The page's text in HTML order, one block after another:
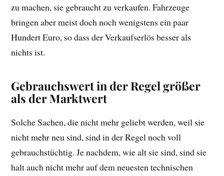
zu machen, sie gebraucht zu verkaufen. Fahrzeuge
bringen aber meist doch noch wenigstens ein paar
Hundert Euro, so dass der Verkaufserlös besser als
nichts ist.
Gebrauchswert in der Regel größer
als der Marktwert
Solche Sachen, die nicht mehr geliebt werden, weil sie
nicht mehr neu sind, sind in der Regel noch voll
gebrauchstüchtig. Je nachdem, wie alt sie sind, sind sie
halt auch nicht mehr auf dem neuesten technischen